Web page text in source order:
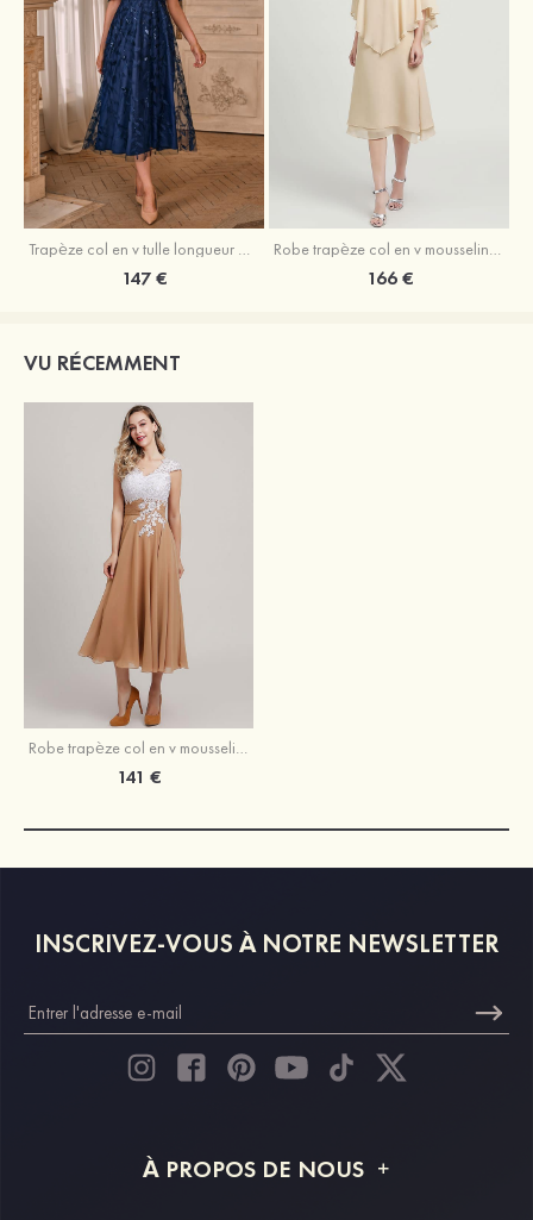
Trapèze col en v tulle longueur mollet robe de mère de la mariée avec appliqué paillettes ceinture
147 €
Robe trapèze col en v mousseline longueur mollet robe de mère de la mariée avec perle
166 €
VU RÉCEMMENT
Robe trapèze col en v mousseline longueur mollet robe de mère de la mariée avec dentelle
141 €
INSCRIVEZ-VOUS À NOTRE NEWSLETTER
À PROPOS DE NOUS